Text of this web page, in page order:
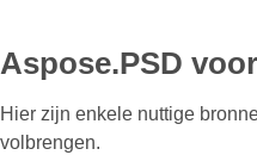
Aspose.PSD
Hier zijn enkele nuttige
volbrengen.